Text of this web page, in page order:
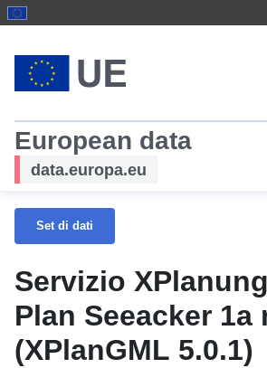
European data
data.europa.eu
Set di dati
Servizio
Plan Seeacker
(XPlanGML 5.0.1)